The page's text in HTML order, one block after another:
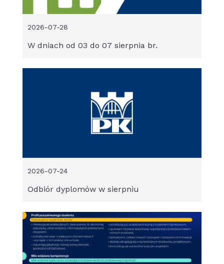
W dniach od 03 do 07 sierpnia br.
2026-07-28
Odbiór dyplomów w sierpniu
2026-07-24